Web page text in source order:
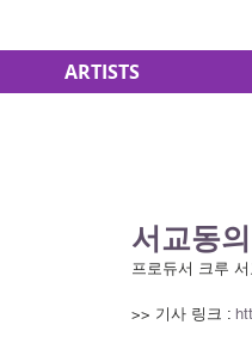
ARTISTS
서교동
프로듀서 크루
>> 기사 링크 :